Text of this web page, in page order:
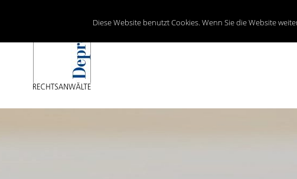
Diese Website benutzt Cookies. Wenn Sie die Website